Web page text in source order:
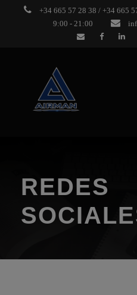
+34 665 57 28 38 / +34 665
9:00 - 21:00
REDES